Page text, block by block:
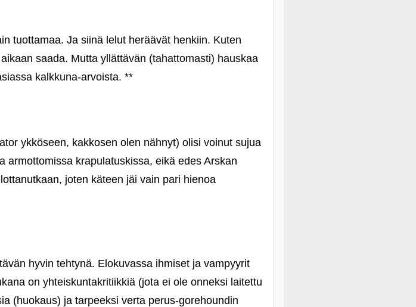
tuottamaa. Ja siinä lelut heräävät henkiin. Kuten
saada. Mutta yllättävän (tahattomasti) hauskaa
kalkkuna-arvoista. **
ykköseen, kakkosen olen nähnyt) olisi voinut sujua
armottomissa krapulatuskissa, eikä edes Arskan
joten käteen jäi vain pari hienoa
hyvin tehtynä. Elokuvassa ihmiset ja vampyyrit
on yhteiskuntakritiikkiä (jota ei ole onneksi laitettu
(huokaus) ja tarpeeksi verta perus-gorehoundin